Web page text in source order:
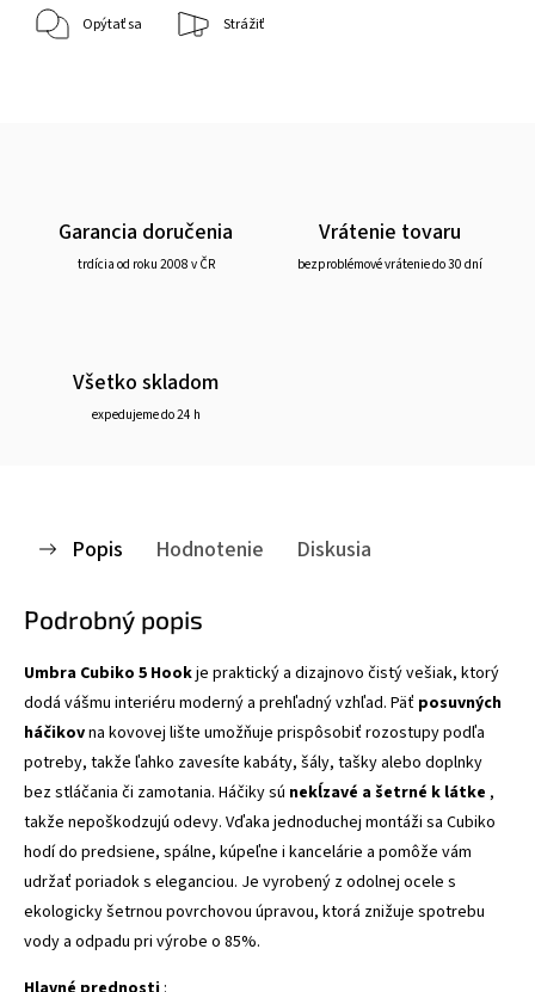
Opýtať sa Strážiť
Garancia doručenia
trdícia od roku 2008 v ČR
Vrátenie tovaru
bezproblémové vrátenie do 30 dní
Všetko skladom
expedujeme do 24 h
Popis Hodnotenie Diskusia
Podrobný popis
Umbra Cubiko 5 Hookje praktický a dizajnovo čistý vešiak, ktorý
dodá vášmu interiéru moderný a prehľadný vzhľad. Päť posuvných
háčikovna kovovej lište umožňuje prispôsobiť rozostupy podľa
potreby, takže ľahko zavesíte kabáty, šály, tašky alebo doplnky
bez stláčania či zamotania. Háčiky sú nekĺzavé a šetrné k látke ,
takže nepoškodzujú odevy. Vďaka jednoduchej montáži sa Cubiko
hodí do predsiene, spálne, kúpeľne i kancelárie a pomôže vám
udržať poriadok s eleganciou. Je vyrobený z odolnej ocele s
ekologicky šetrnou povrchovou úpravou, ktorá znižuje spotrebu
vody a odpadu pri výrobe o 85%.